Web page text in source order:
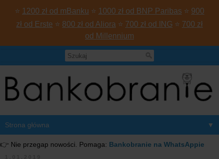
⭐ 1200 zł od mBanku ⭐ 1000 zł od BNP Paribas ⭐ 900
zł od Erste ⭐ 800 zł od Aliora ⭐ 700 zł od ING ⭐ 700 zł
od Millennium
▼
👉 Nie przegap nowości. Pomaga: Bankobranie na WhatsAppie